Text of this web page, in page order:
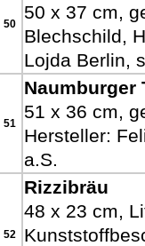
50
50 x 37 cm,
Blechschild,
Lojda Berlin,
51
Naumburger
51 x 36 cm,
Hersteller:
a.S.
52
Rizzibräu
48 x 23 cm,